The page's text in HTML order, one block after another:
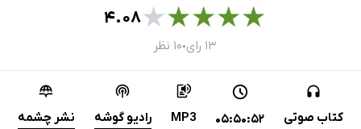
★
★
★
★
★۴.۰۸
۱۳ رای ● ۱۰ نظر
کتاب صوتی 05:50:52
MP3 رادیو گوشه نشر چشمه